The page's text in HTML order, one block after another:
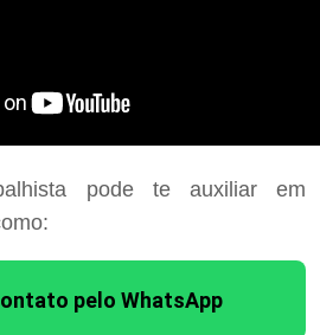
pode te auxiliar em
pelo WhatsApp